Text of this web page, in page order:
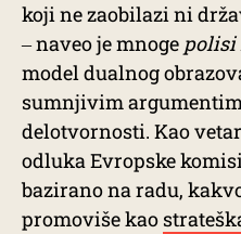
koji ne zaobilazi ni
‒ naveo je mnoge polisi
model dualnog
sumnjivim
delotvornosti. Kao
odluka Evropske
bazirano na radu,
promoviše kao